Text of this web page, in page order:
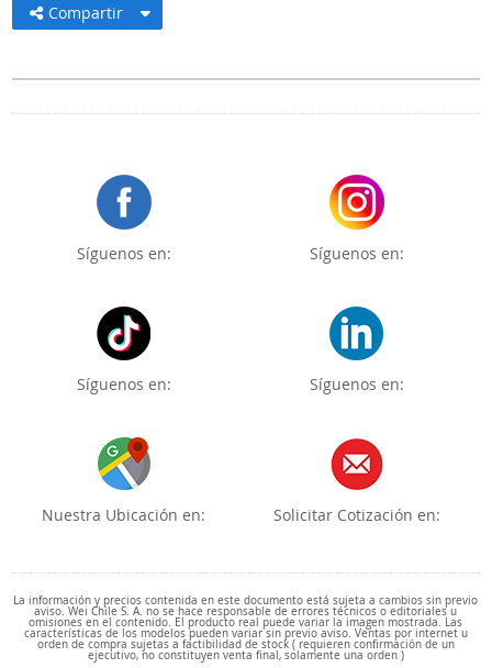
Compartir
Síguenos en: Síguenos en:
Síguenos en: Síguenos en:
Nuestra Ubicación en: Solicitar Cotización en:
La información y precios contenida en este documento está sujeta a cambios sin previo
aviso. Wei Chile S. A. no se hace responsable de errores técnicos o editoriales u
omisiones en el contenido. El producto real puede variar la imagen mostrada. Las
características de los modelos pueden variar sin previo aviso. Ventas por internet u
orden de compra sujetas a factibilidad de stock ( requieren confirmación de un
ejecutivo, no constituyen venta final, solamente una orden )